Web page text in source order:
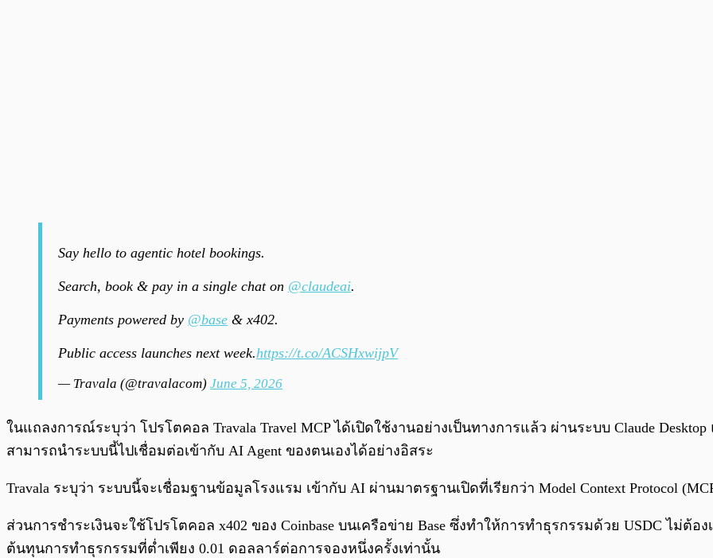
Say hello to agentic hotel bookings.
Search, book & pay in a single chat on @claudeai.
Payments powered by @base & x402.
Public access launches next week.https://t.co/ACSHxwijpV
— Travala (@travalacom) June 5, 2026
ในแถลงการณ์ระบุว่า โปรโตคอล Travala Travel MCP ได้เปิดใช้งานอย่างเป็นทางการแล้ว ผ่านระบบ Claude
สามารถนำระบบนี้ไปเชื่อมต่อเข้ากับ AI Agent ของตนเองได้อย่างอิสระ
Travala ระบุว่า ระบบนี้จะเชื่อมฐานข้อมูลโรงแรม เข้ากับ AI ผ่านมาตรฐานเปิดที่เรียกว่า Model Context Protocol
ส่วนการชำระเงินจะใช้โปรโตคอล x402 ของ Coinbase บนเครือข่าย Base ซึ่งทำให้การทำธุรกรรมด้วย USDC ไม่ต้
ต้นทุนการทำธุรกรรมที่ต่ำเพียง 0.01 ดอลลาร์ต่อการจองหนึ่งครั้งเท่านั้น